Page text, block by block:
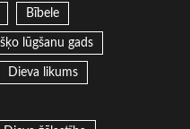
Bībele
lūgšanu gads
Dieva likums